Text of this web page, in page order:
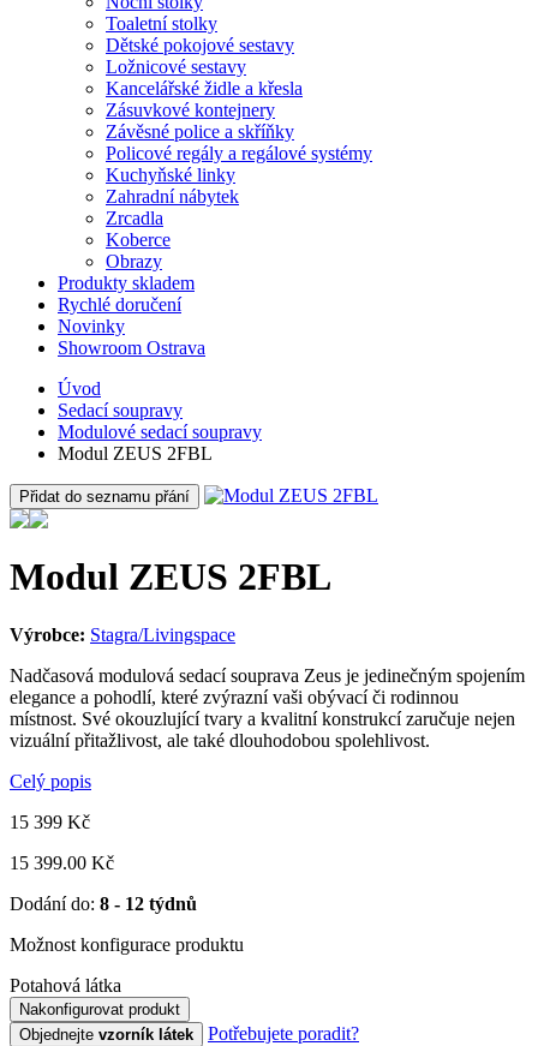
Toaletní stolky
Dětské pokojové sestavy
Ložnicové sestavy
Kancelářské židle a křesla
Zásuvkové kontejnery
Závěsné police a skříňky
Policové regály a regálové systémy
Kuchyňské linky
Zahradní nábytek
Zrcadla
Koberce
Obrazy
Produkty skladem
Rychlé doručení
Novinky
Showroom Ostrava
Úvod
Sedací soupravy
Modulové sedací soupravy
Modul ZEUS 2FBL
Přidat do seznamu přání
Modul ZEUS 2FBL
Výrobce: Stagra/Livingspace
Nadčasová modulová sedací souprava Zeus je jedinečným spojením
elegance a pohodlí, které zvýrazní vaši obývací či rodinnou
místnost. Své okouzlující tvary a kvalitní konstrukcí zaručuje nejen
vizuální přitažlivost, ale také dlouhodobou spolehlivost.
Celý popis
15 399 Kč
15 399.00 Kč
Dodání do: 8 - 12 týdnů
Možnost konfigurace produktu
Potahová látka
Nakonfigurovat produkt
Objednejte vzorník látek
Potřebujete poradit?